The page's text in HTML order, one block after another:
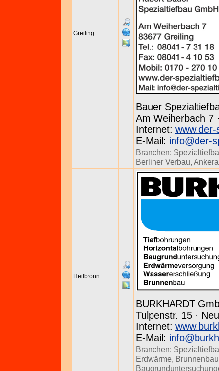
Greiling
Bauer
Am Weiherbach 7
Internet: www.der-
E-Mail: info@der-
Branchen:
Berliner Verbau,
Heilbronn
BURKHARDT
Tulpenstr. 15 ·
Internet:
E-Mail:
Branchen:
Erdwärme, Brunnenbau